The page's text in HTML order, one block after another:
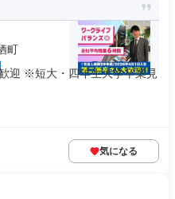
町
迎 ※短大・四年生大学卒業見
気になる